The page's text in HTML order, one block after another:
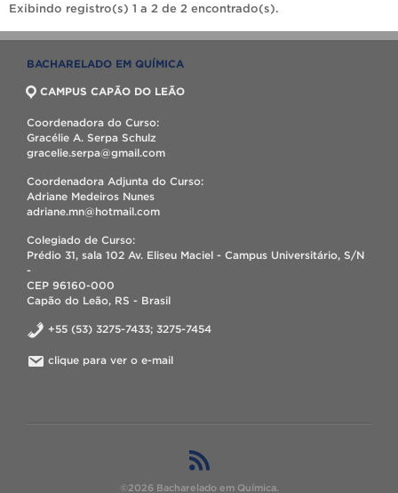
Exibindo registro(s) 1 a 2 de 2 encontrado(s).
BACHARELADO EM QUÍMICA
CAMPUS CAPÃO DO LEÃO
Coordenadora do Curso:
Gracélie A. Serpa Schulz
gracelie.serpa@gmail.com
Coordenadora Adjunta do Curso:
Adriane Medeiros Nunes
adriane.mn@hotmail.com
Colegiado de Curso:
Prédio 31, sala 102 Av. Eliseu Maciel - Campus Universitário, S/N
-
CEP 96160-000
Capão do Leão, RS - Brasil
+55 (53) 3275-7433; 3275-7454
clique para ver o e-mail
©2026 Bacharelado em Química.